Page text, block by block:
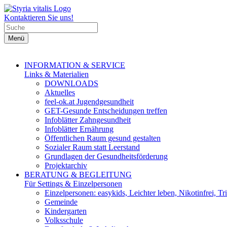
Kontaktieren Sie uns!
Menü
INFORMATION & SERVICE
Links & Materialien
DOWNLOADS
Aktuelles
feel-ok.at Jugendgesundheit
GET-Gesunde Entscheidungen treffen
Infoblätter Zahngesundheit
Infoblätter Ernährung
Öffentlichen Raum gesund gestalten
Sozialer Raum statt Leerstand
Grundlagen der Gesundheitsförderung
Projektarchiv
BERATUNG & BEGLEITUNG
Für Settings & Einzelpersonen
Einzelpersonen: easykids, Leichter leben, Nikotinfrei,
Gemeinde
Kindergarten
Volksschule